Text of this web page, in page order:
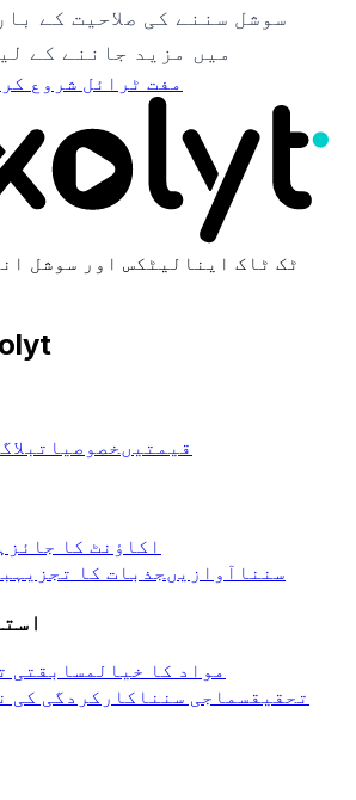
میں مزید جاننے کے
مفت ٹرائل شروع
#1 ٹک ٹاک اینالیٹکس اور سوشل
قیمتیںخصوصیاتبلاگ
اکاؤنٹ کا
سننا آوازیںجذبات کا تجزیہ
مواد کا خیالمسابقتی
تحقیقسماجی سننا کارکردگی کی